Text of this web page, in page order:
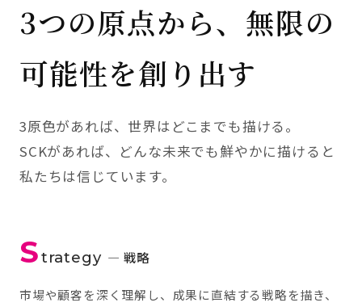
3つの原点から、無限の
可能性を創り出す
3原色があれば、世界はどこまでも描ける。
SCKがあれば、どんな未来でも鮮やかに描けると
私たちは信じています。
Strategy — 戦略
市場や顧客を深く理解し、成果に直結する戦略を描き、